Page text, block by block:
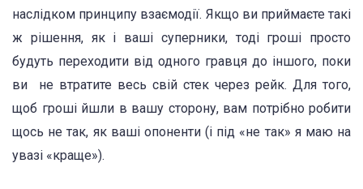
наслідком принципу взаємодії. Якщо ви приймаєте такі
ж рішення, як і ваші суперники, тоді гроші просто
будуть переходити від одного гравця до іншого, поки
ви не втратите весь свій стек через рейк. Для того,
щоб гроші йшли в вашу сторону, вам потрібно робити
щось не так, як ваші опоненти (і під «не так» я маю на
увазі «краще»).